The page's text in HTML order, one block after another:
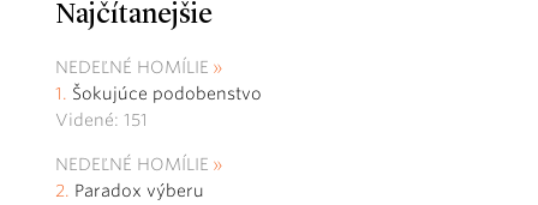
Najčítanejšie
NEDEĽNÉ HOMÍLIE
Šokujúce podobenstvo
Videné: 151
NEDEĽNÉ HOMÍLIE
Paradox výberu